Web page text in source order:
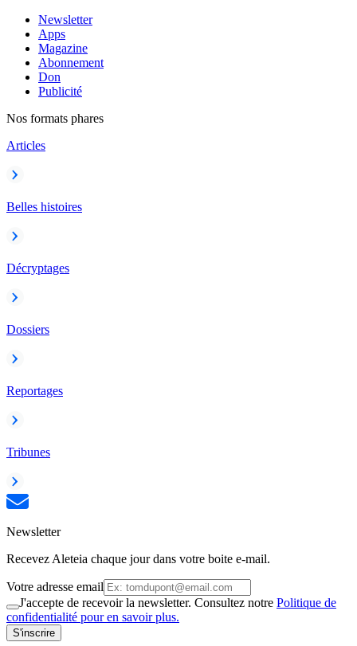
Newsletter
Apps
Magazine
Abonnement
Don
Publicité
Nos formats phares
Articles
Belles histoires
Décryptages
Dossiers
Reportages
Tribunes
Newsletter
Recevez Aleteia chaque jour dans votre boite e-mail.
Votre adresse email
J'accepte de recevoir la newsletter. Consultez notre Politique de
confidentialité pour en savoir plus.
S'inscrire